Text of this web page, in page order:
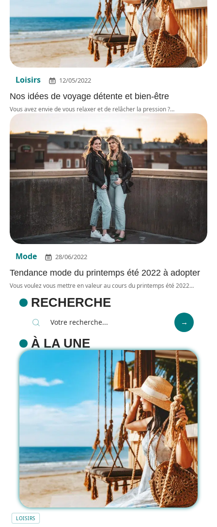
Loisirs 12/05/2022
Nos idées de voyage détente et bien-être
Vous avez envie de vous relaxer et de relâcher la pression ?…
Mode 28/06/2022
Tendance mode du printemps été 2022 à adopter
Vous voulez vous mettre en valeur au cours du printemps été 2022…
RECHERCHE
À LA UNE
LOISIRS